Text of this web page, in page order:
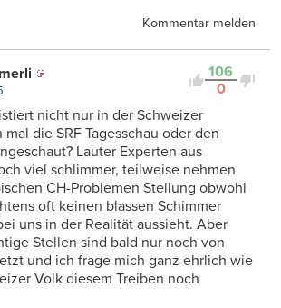
Kommentar melden
106
0
nicht nur in der Schweizer
die SRF Tagesschau oder den
Lauter Experten aus
viel schlimmer, teilweise nehmen
CH-Problemen Stellung obwohl
oft keinen blassen Schimmer
uns in der Realität aussieht. Aber
Stellen sind bald nur noch von
und ich frage mich ganz ehrlich wie
Volk diesem Treiben noch